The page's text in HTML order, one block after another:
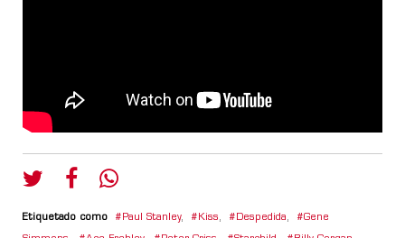
Etiquetado como Paul Stanley, Kiss, Despedida, Gene